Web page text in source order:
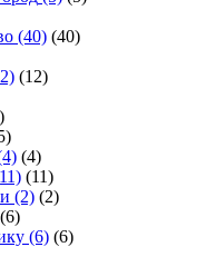
(40) (40)
(12)
(4)
(11)
(2) (2)
(6)
(6) (6)